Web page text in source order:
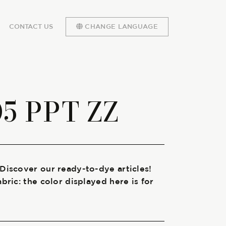
CONTACT US CHANGE LANGUAGE
PPT ZZ
our ready-to-dye articles!
the color displayed here is for